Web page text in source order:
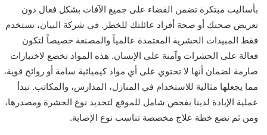
بأساليب مبتكرة تضمن القضاء على جميع الآفات بشكل فعال دون
تعريض صحتك أو صحة أفراد عائلتك للخطر. في شركة البيان، نستخدم
فقط المبيدات الحشرية المعتمدة عالمياً والمصنعة خصيصاً لتكون
فعالة على الحشرات وآمنة على الإنسان. هذه المواد تخضع لاختبارات
صارمة لضمان أنها لا تحتوي على أي مواد كيميائية سامة أو روائح قوية،
مما يجعلها مثالية للاستخدام في المنازل، المدارس، والمكاتب. تبدأ
عملية الإبادة لدينا بفحص شامل للموقع لتحديد نوع الحشرة ومصدرها،
ومن ثم نضع خطة علاج مخصصة تناسب نوع الإصابة.